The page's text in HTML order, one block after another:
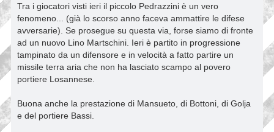
Tra i giocatori visti ieri il piccolo Pedrazzini è un vero
fenomeno... (già lo scorso anno faceva ammattire le difese
avversarie). Se prosegue su questa via, forse siamo di fronte
ad un nuovo Lino Martschini. Ieri è partito in progressione
tampinato da un difensore e in velocità a fatto partire un
missile terra aria che non ha lasciato scampo al povero
portiere Losannese.
Buona anche la prestazione di Mansueto, di Bottoni, di Golja
e del portiere Bassi.